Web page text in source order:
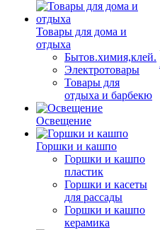
Товары для дома и
отдыха
Бытов.химия,клей.
Электротовары
Товары для
отдыха и барбекю
Освещение
Горшки и кашпо
Горшки и кашпо
пластик
Горшки и касеты
для рассады
Горшки и кашпо
керамика